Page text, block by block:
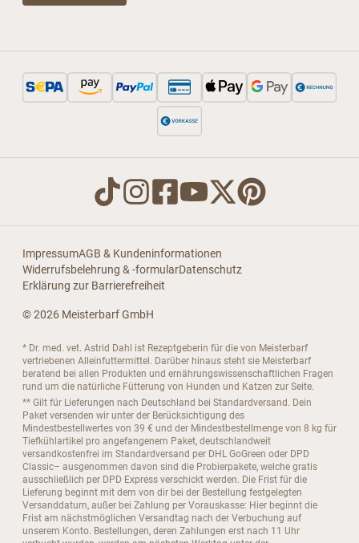
ImpressumAGB & Kundeninformationen
Widerrufsbelehrung & -formularDatenschutz
Erklärung zur Barrierefreiheit
© 2026 Meisterbarf GmbH
* Dr. med. vet. Astrid Dahl ist Rezeptgeberin für die von Meisterbarf
vertriebenen Alleinfuttermittel. Darüber hinaus steht sie Meisterbarf
beratend bei allen Produkten und ernährungswissenschaftlichen Fragen
rund um die natürliche Fütterung von Hunden und Katzen zur Seite.
** Gilt für Lieferungen nach Deutschland bei Standardversand. Dein
Paket versenden wir unter der Berücksichtigung des
Mindestbestellwertes von 39 € und der Mindestbestellmenge von 8 kg für
Tiefkühlartikel pro angefangenem Paket, deutschlandweit
versandkostenfrei im Standardversand per DHL GoGreen oder DPD
Classic– ausgenommen davon sind die Probierpakete, welche gratis
ausschließlich per DPD Express verschickt werden. Die Frist für die
Lieferung beginnt mit dem von dir bei der Bestellung festgelegten
Versanddatum, außer bei Zahlung per Vorauskasse: Hier beginnt die
Frist am nächstmöglichen Versandtag nach der Verbuchung auf
unserem Konto. Bestellungen, deren Zahlungen erst nach 11 Uhr